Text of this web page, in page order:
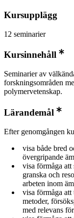
Kursupplägg
12 seminarier
Kursinnehåll
Seminarier av
forskningsområden
polymervetenskap.
Lärandemål
Efter genomgången
visa både bred
övergripande
visa förmåga
granska och
arbeten inom
visa förmåga
metoder,
med relevans